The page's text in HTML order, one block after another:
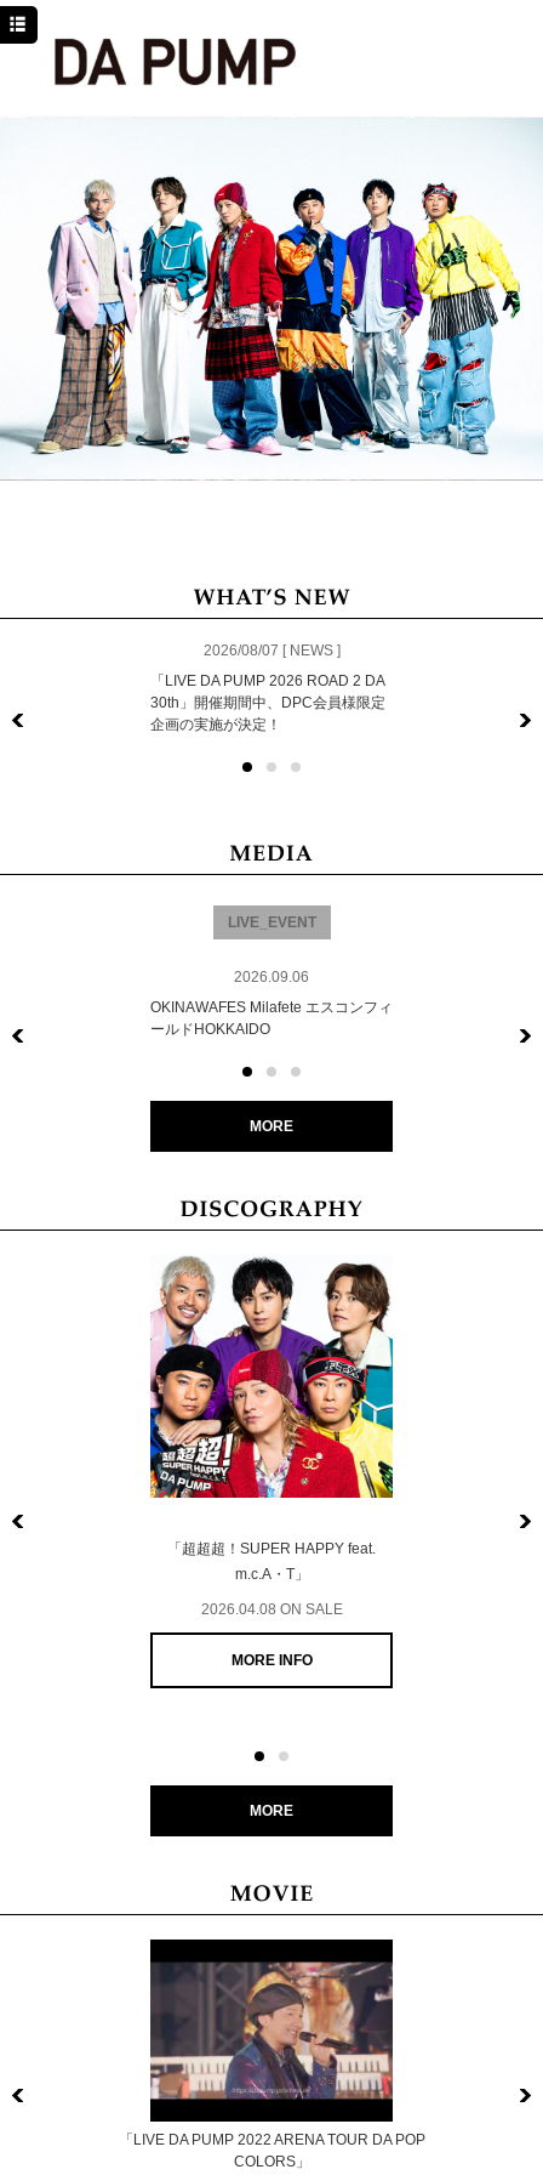
2026/08/07 [ NEWS ]
「LIVE DA PUMP 2026 ROAD 2 DA
30th」開催期間中、DPC会員様限定
企画の実施が決定！
LIVE_EVENT
2026.09.06
OKINAWAFES Milafete エスコンフィ
ールドHOKKAIDO
MORE
「超超超！SUPER HAPPY feat.
m.c.A・T」
2026.04.08 ON SALE
MORE INFO
MORE
「LIVE DA PUMP 2022 ARENA TOUR DA POP
COLORS」
NEWS
PROFILE
MOVIE
LINE
YouTube
BLOG
Facebook
Twitter
DPC